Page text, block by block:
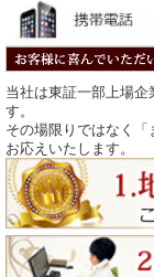
当社は東証一部上場
す。
その場限りではなく
お応えいたします。